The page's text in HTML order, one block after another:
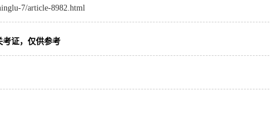
7/article-8982.html
考证，仅供参考